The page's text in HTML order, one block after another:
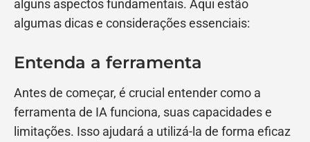
alguns aspectos fundamentais. Aqui estão
algumas dicas e considerações essenciais:
Entenda a ferramenta
Antes de começar, é crucial entender como a
ferramenta de IA funciona, suas capacidades e
limitações. Isso ajudará a utilizá-la de forma eficaz